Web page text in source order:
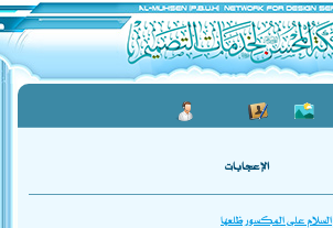
الإعجابات
السلام على المكسور ظلعها